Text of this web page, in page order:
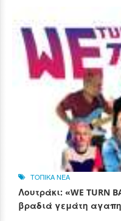
ΤΟΠΙΚΑ ΝΕΑ
Λουτράκι: «WE TURN
βραδιά γεμάτη